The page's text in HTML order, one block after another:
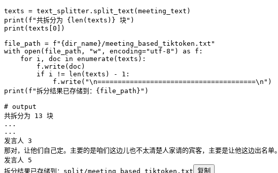
texts = text_splitter . split_text ( meeting_text )
print ( f "共拆分为 { len ( texts ) } 块" )
print ( texts 0 ])
file_path = f " { dir_name } /meeting_based_tiktoken.txt"
with open ( file_path , "w" , encoding=" utf-8 " ) as f :
    for
i , doc in enumerate ( texts ):
        f
. write ( doc )
        if
i != len ( texts ) - 1 :
            f
. write ( "\n=======================================\n " )
print ( f "拆分结果已存储到： { file_path } " )
# output
共拆分为 13 块
...
...
发言人 3
那对，让他们自己定。主要的是咱们这边儿也不太清楚人家请的宾客，主要是让他这边出名单。
发言人 5
拆分结果已存储到：split /meeting_based_tiktoken . txt 复制